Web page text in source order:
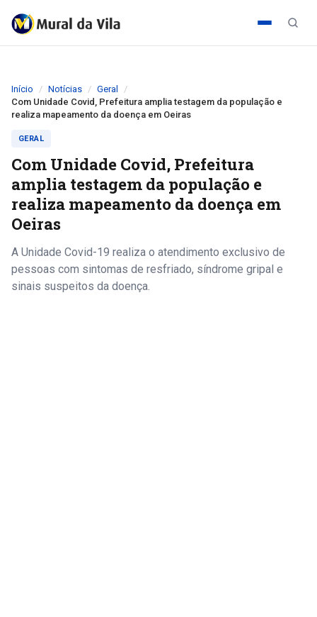
Início Notícias
Geral
Com Unidade Covid, Prefeitura amplia testagem da população e
realiza mapeamento da doença em Oeiras
GERAL
Com Unidade Covid, Prefeitura
amplia testagem da população e
realiza mapeamento da doença em
Oeiras
A Unidade Covid-19 realiza o atendimento exclusivo de
pessoas com sintomas de resfriado, síndrome gripal e
sinais suspeitos da doença.